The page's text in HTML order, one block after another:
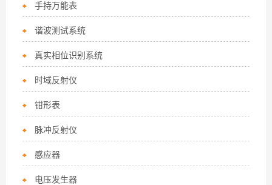
手持万能表
谐波测试系统
真实相位识别系统
时域反射仪
钳形表
脉冲反射仪
感应器
电压发生器